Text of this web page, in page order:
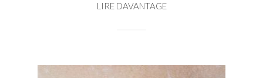
LIRE DAVANTAGE